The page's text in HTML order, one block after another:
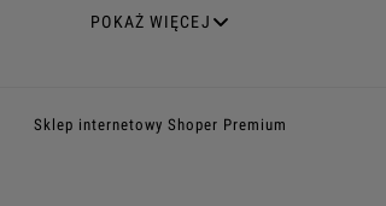
WŁĄCZNIKI I ŁĄCZNIKI
POKAŻ WIĘCEJ
Sklep internetowy Shoper Premium